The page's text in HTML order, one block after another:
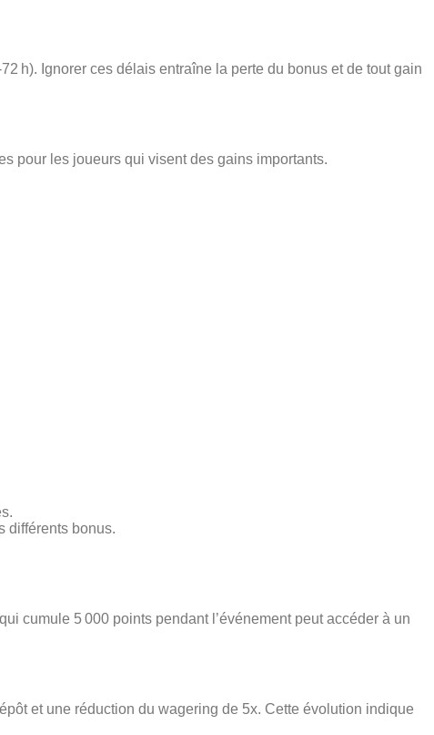
h). Ignorer ces délais entraîne la perte du bonus et de tout gain
pour les joueurs qui visent des gains importants.
différents bonus.
cumule 5 000 points pendant l’événement peut accéder à un
et une réduction du wagering de 5x. Cette évolution indique